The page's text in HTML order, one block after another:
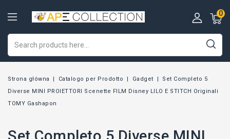
0
Strona główna Catalogo per Prodotto Gadget
Set Completo 5
Diverse MINI PROIETTORI Scenette FILM Disney LILO E STITCH Originali
TOMY Gashapon